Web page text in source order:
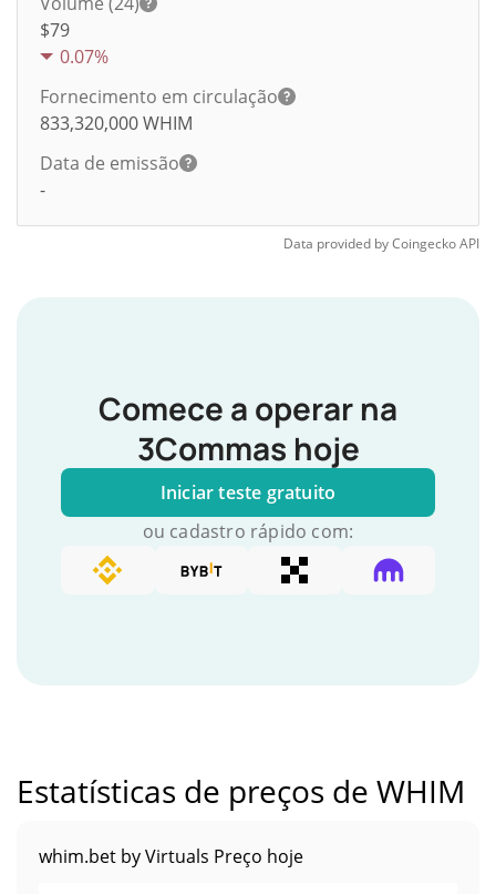
$79
0.07%
Fornecimento em circulação
833,320,000WHIM
Data de emissão
-
Data provided byCoingeckoAPI
Comece a operar na
3Commas hoje
Iniciar teste gratuito
ou cadastro rápido com:
Estatísticas de preços de WHIM
whim.bet by Virtuals Preço hoje